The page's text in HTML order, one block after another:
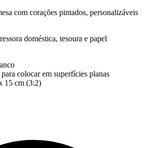
com corações pintados, personalizáveis
doméstica, tesoura e papel
colocar em superfícies planas
15 cm (3:2)